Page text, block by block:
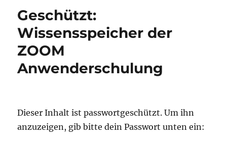
Geschützt:
Wissensspeicher der
ZOOM
Anwenderschulung
Dieser Inhalt ist passwortgeschützt. Um ihn
anzuzeigen, gib bitte dein Passwort unten ein: